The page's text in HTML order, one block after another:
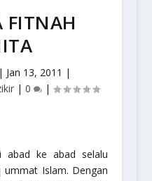
FITNAH
| Jan 13, 2011 |
|0 |
abad ke abad selalu
ummat Islam. Dengan